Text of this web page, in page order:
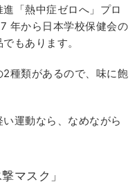
「熱中症ゼロへ」プロ
年から日本学校保健会の
もあります。
種類があるので、味に飽
運動なら、なめながら
マスク」